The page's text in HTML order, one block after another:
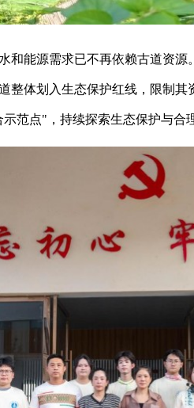
和能源需求已不再依赖古道资
整体划入生态保护红线，限制其
范点"，持续探索生态保护与合